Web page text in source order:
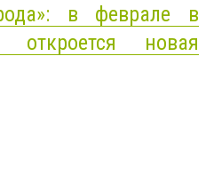
в феврале в
откроется новая